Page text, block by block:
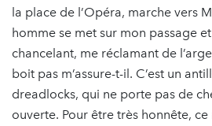
la place de l’Opéra, marche vers
homme se met sur mon passage
chancelant, me réclamant de
boit pas m’assure-t-il. C’est un
dreadlocks, qui ne porte pas de
ouverte. Pour être très honnête, ce